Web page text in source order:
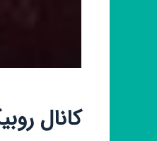
کانال